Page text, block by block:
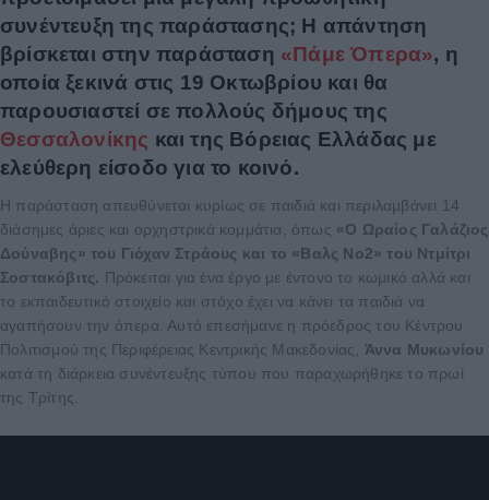
συνέντευξη της παράστασης; Η απάντηση
βρίσκεται στην παράσταση «Πάμε Όπερα», η
οποία ξεκινά στις 19 Οκτωβρίου και θα
παρουσιαστεί σε πολλούς δήμους της
Θεσσαλονίκης και της Βόρειας Ελλάδας με
ελεύθερη είσοδο για το κοινό.
Η παράσταση απευθύνεται κυρίως σε παιδιά και περιλαμβάνει 14
διάσημες άριες και ορχηστρικά κομμάτια, όπως «Ο Ωραίος Γαλάζιος
Δούναβης» του Γιόχαν Στράους και το «Βαλς Νο2» του Ντμίτρι
Σοστακόβιτς. Πρόκειται για ένα έργο με έντονο το κωμικό αλλά και
το εκπαιδευτικό στοιχείο και στόχο έχει να κάνει τα παιδιά να
αγαπήσουν την όπερα. Αυτό επεσήμανε η πρόεδρος του Κέντρου
Πολιτισμού της Περιφέρειας Κεντρικής Μακεδονίας, Άννα Μυκωνίου
κατά τη διάρκεια συνέντευξης τύπου που παραχωρήθηκε το πρωί
της Τρίτης.